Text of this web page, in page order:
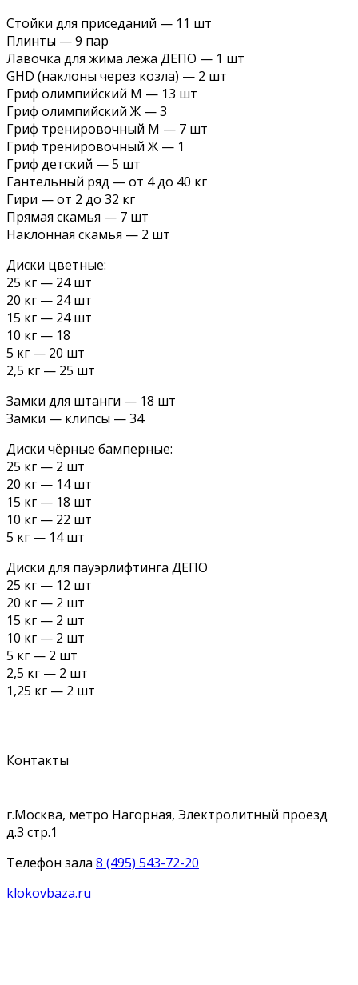
Стойки для приседаний — 11 шт
Плинты — 9 пар
Лавочка для жима лёжа ДЕПО — 1 шт
GHD (наклоны через козла) — 2 шт
Гриф олимпийский М — 13 шт
Гриф олимпийский Ж — 3
Гриф тренировочный М — 7 шт
Гриф тренировочный Ж — 1
Гриф детский — 5 шт
Гантельный ряд — от 4 до 40 кг
Гири — от 2 до 32 кг
Прямая скамья — 7 шт
Наклонная скамья — 2 шт
Диски цветные:
25 кг — 24 шт
20 кг — 24 шт
15 кг — 24 шт
10 кг — 18
5 кг — 20 шт
2,5 кг — 25 шт
Замки для штанги — 18 шт
Замки — клипсы — 34
Диски чёрные бамперные:
25 кг — 2 шт
20 кг — 14 шт
15 кг — 18 шт
10 кг — 22 шт
5 кг — 14 шт
Диски для пауэрлифтинга ДЕПО
25 кг — 12 шт
20 кг — 2 шт
15 кг — 2 шт
10 кг — 2 шт
5 кг — 2 шт
2,5 кг — 2 шт
1,25 кг — 2 шт
Контакты
г.Москва, метро Нагорная, Электролитный проезд
д.3 стр.1
Телефон зала 8 (495) 543-72-20
klokovbaza.ru